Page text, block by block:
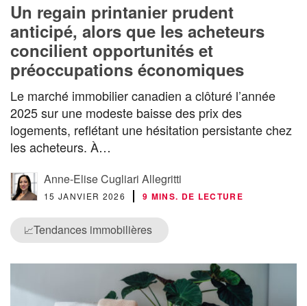
Un regain printanier prudent
anticipé, alors que les acheteurs
concilient opportunités et
préoccupations économiques
Le marché immobilier canadien a clôturé l’année
2025 sur une modeste baisse des prix des
logements, reflétant une hésitation persistante chez
les acheteurs. À…
Anne-Elise Cugliari Allegritti
15 JANVIER 2026 9 MINS. DE LECTURE
📈Tendances immobilières